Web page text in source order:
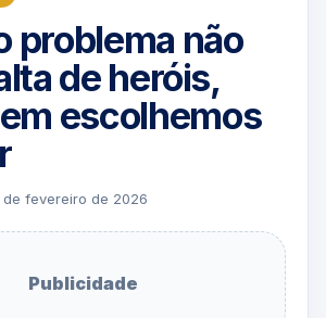
problema não
de heróis,
escolhemos
de fevereiro de 2026
Publicidade